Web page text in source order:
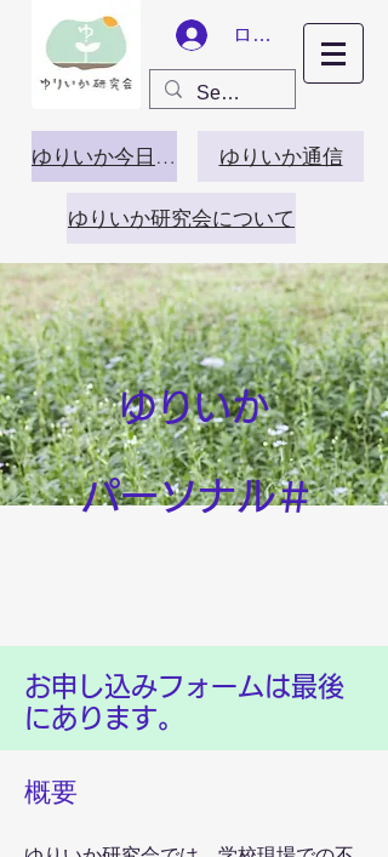
ログイン
ゆりいか今日この頃 ゆりいか通信
ゆりいか研究会について
ゆりいか
パーソナル＃
お申し込みフォームは最後
にあります。
​概要